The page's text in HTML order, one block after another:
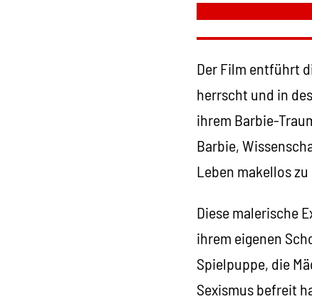
Der Film entführt
herrscht und in
ihrem Barbie-
Barbie,
Leben makellos zu
Diese malerische
ihrem eigenen
Spielpuppe, die
Sexismus befreit